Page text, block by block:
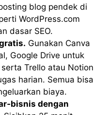
blog pendek di
WordPress.com
dasar SEO.
Gunakan Canva
Google Drive untuk
Trello atau Notion
harian. Semua bisa
biaya.
dengan